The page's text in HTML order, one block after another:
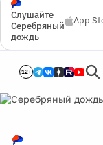
Слушайте
Серебряный
дождь
App
12+